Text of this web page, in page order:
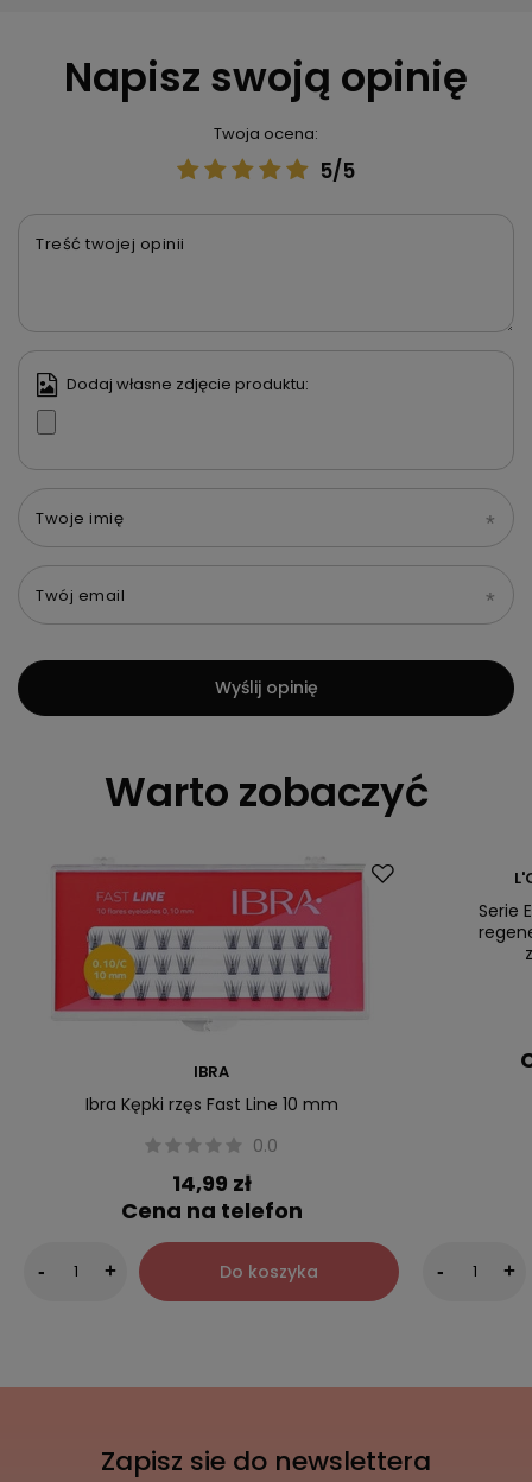
Napisz swoją opinię
Twoja ocena:
5/5
Treść twojej opinii
Dodaj własne zdjęcie produktu:
Twoje imię
Twój email
Wyślij opinię
Warto zobaczyć
IBRA
Ibra Kępki rzęs Fast Line 10 mm
0.0
14,99 zł
Cena na telefon
- + Do koszyka
Serie
- +
Zapisz sie do newslettera